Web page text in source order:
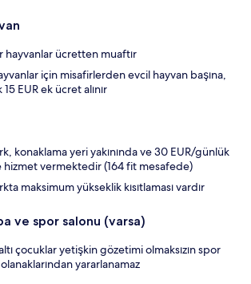
hayvanlar ücretten muaftır
için misafirlerden evcil hayvan başına,
EUR ek ücret alınır
konaklama yeri yakınında ve 30 EUR/günlük
hizmet vermektedir (164 fit mesafede)
maksimum yükseklik kısıtlaması vardır
ve spor salonu (varsa)
çocuklar yetişkin gözetimi olmaksızın spor
yararlanamaz